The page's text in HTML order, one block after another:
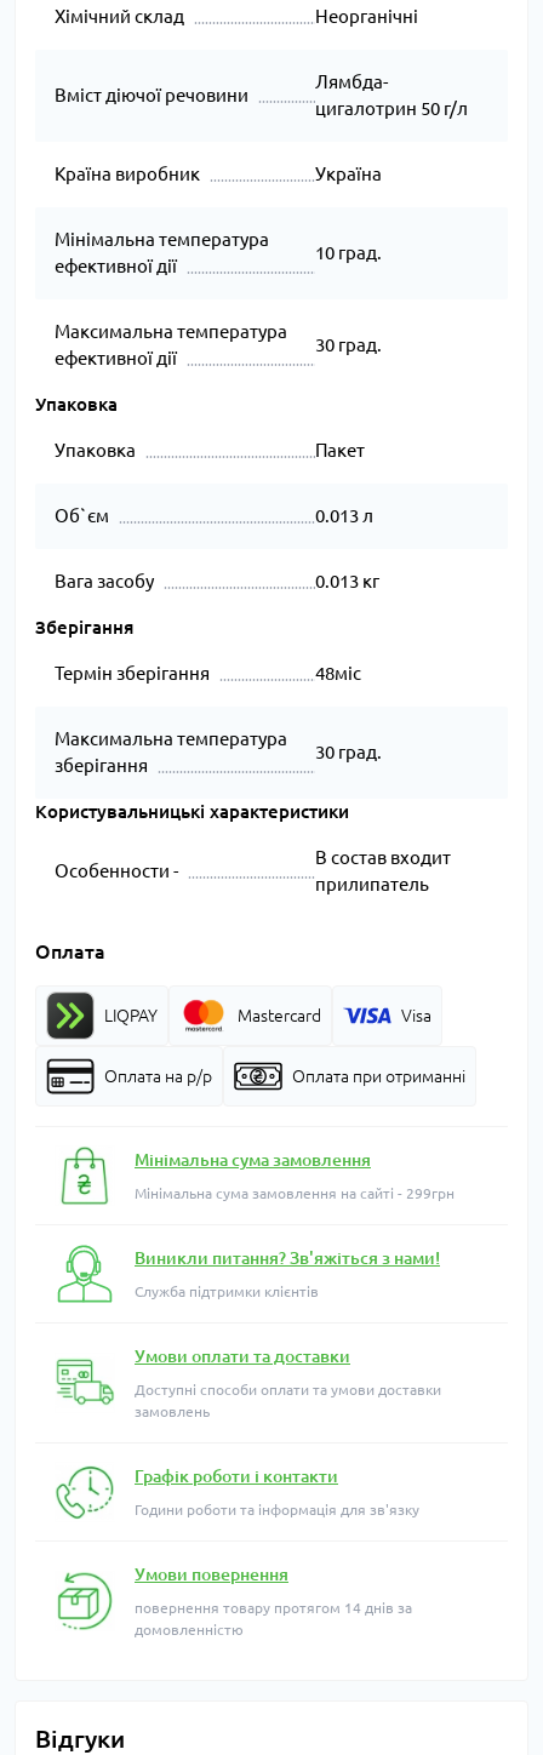
Хімічний склад Неорганічні
Вміст діючої речовини
Лямбда-
цигалотрин 50 г/л
Країна виробник Україна
Мінімальна температура
ефективної дії
10 град.
Максимальна температура
ефективної дії
30 град.
Упаковка
Упаковка Пакет
Об`єм 0.013 л
Вага засобу 0.013 кг
Зберігання
Термін зберігання 48міс
Максимальна температура
зберігання
30 град.
Користувальницькі характеристики
Особенности -
В состав входит
прилипатель
Оплата
LIQPAY Mastercard Visa
Оплата на р/р Оплата при отриманні
Мінімальна сума замовлення
Мінімальна сума замовлення на сайті - 299грн
Виникли питання? Зв'яжіться з нами!
Служба підтримки клієнтів
Умови оплати та доставки
Доступні способи оплати та умови доставки
замовлень
Графік роботи і контакти
Години роботи та інформація для зв'язку
Умови повернення
повернення товару протягом 14 днів за
домовленністю
Відгуки